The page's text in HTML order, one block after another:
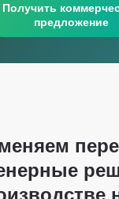
Получить
предложение